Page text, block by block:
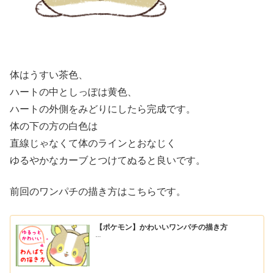
体はうすい茶色、
ハートの中としっぽは黄色、
ハートの外側をみどりにしたら完成です。
体の下の方の白色は
直線じゃなくて体のラインとおなじく
ゆるやかなカーブとつけてぬると良いです。
前回のワンパチの描き方はこちらです。
【ポケモン】かわいいワンパチの描き方
...